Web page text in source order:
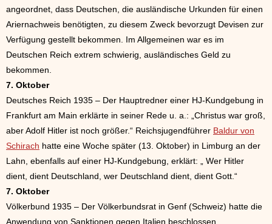
angeordnet, dass Deutschen, die ausländische Urkunden für einen
Ariernachweis benötigten, zu diesem Zweck bevorzugt Devisen zur
Verfügung gestellt bekommen. Im Allgemeinen war es im
Deutschen Reich extrem schwierig, ausländisches Geld zu
bekommen.
7. Oktober
Deutsches Reich 1935 – Der Hauptredner einer HJ-Kundgebung in
Frankfurt am Main erklärte in seiner Rede u. a.: „Christus war groß,
aber Adolf Hitler ist noch größer.“ Reichsjugendführer Baldur von
Schirach hatte eine Woche später (13. Oktober) in Limburg an der
Lahn, ebenfalls auf einer HJ-Kundgebung, erklärt: „ Wer Hitler
dient, dient Deutschland, wer Deutschland dient, dient Gott.“
7. Oktober
Völkerbund 1935 – Der Völkerbundsrat in Genf (Schweiz) hatte die
Anwendung von Sanktionen gegen Italien beschlossen.